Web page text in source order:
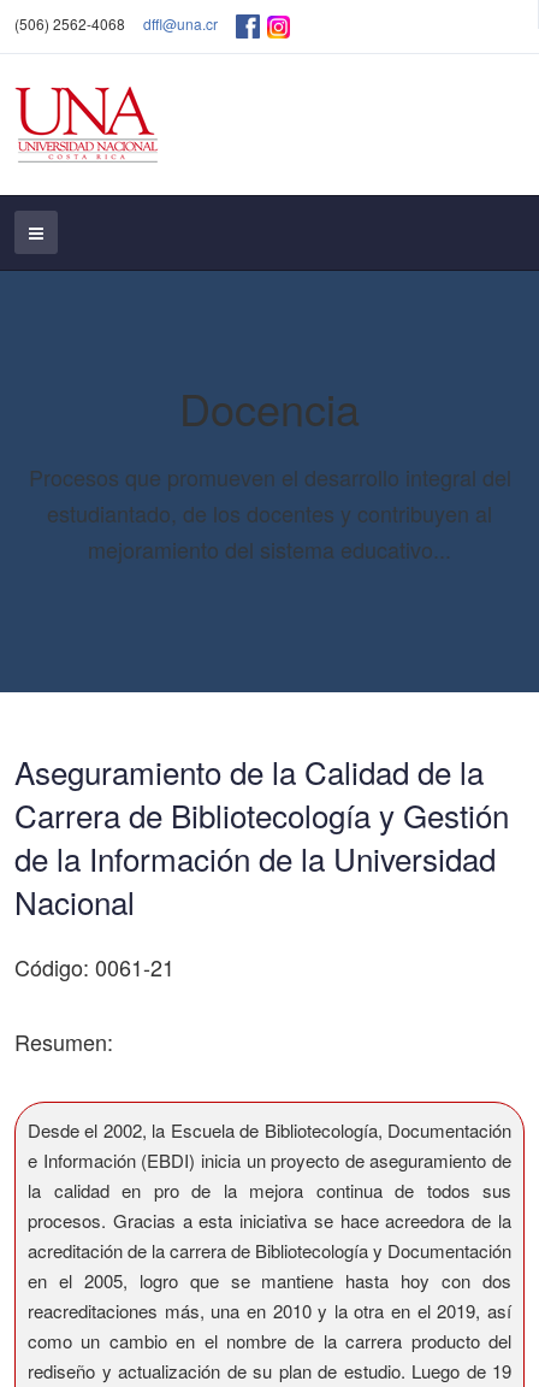
(506) 2562-4068 dffl@una.cr
Docencia
Procesos que promueven el desarrollo integral del
estudiantado, de los docentes y contribuyen al
mejoramiento del sistema educativo...
Aseguramiento de la Calidad de la
Carrera de Bibliotecología y Gestión
de la Información de la Universidad
Nacional
Código: 0061-21
Resumen:
Desde el 2002, la Escuela de Bibliotecología, Documentación
e Información (EBDI) inicia un proyecto de aseguramiento de
la calidad en pro de la mejora continua de todos sus
procesos. Gracias a esta iniciativa se hace acreedora de la
acreditación de la carrera de Bibliotecología y Documentación
en el 2005, logro que se mantiene hasta hoy con dos
reacreditaciones más, una en 2010 y la otra en el 2019, así
como un cambio en el nombre de la carrera producto del
rediseño y actualización de su plan de estudio. Luego de 19